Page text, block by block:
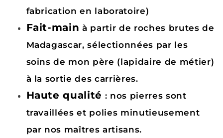
fabrication en laboratoire)
Fait-main à partir de roches brutes de
Madagascar, sélectionnées par les
soins de mon père (lapidaire de métier)
à la sortie des carrières.
Haute qualité : nos pierres sont
travaillées et polies minutieusement
par nos maîtres artisans.